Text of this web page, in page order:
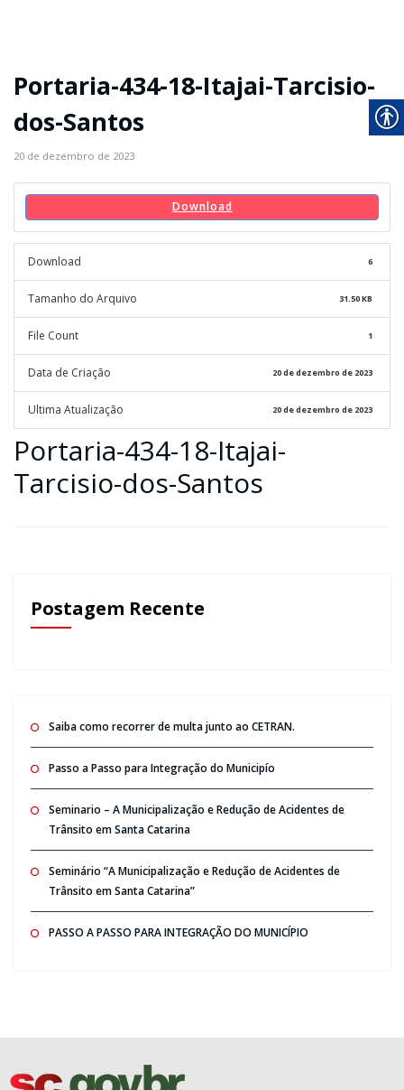
Portaria-434-18-Itajai-Tarcisio-
dos-Santos
20 de dezembro de 2023
Download
Download 6
Tamanho do Arquivo 31.50 KB
File Count 1
Data de Criação 20 de dezembro de 2023
Ultima Atualização 20 de dezembro de 2023
Portaria-434-18-Itajai-
Tarcisio-dos-Santos
Postagem Recente
Saiba como recorrer de multa junto ao CETRAN.
Passo a Passo para Integração do Municipío
Seminario – A Municipalização e Redução de Acidentes de
Trânsito em Santa Catarina
Seminário “A Municipalização e Redução de Acidentes de
Trânsito em Santa Catarina”
PASSO A PASSO PARA INTEGRAÇÃO DO MUNICÍPIO